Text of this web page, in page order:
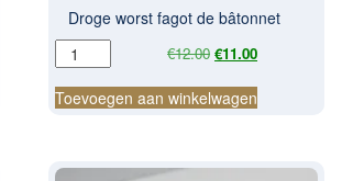
Droge worst fagot de bâtonnet
€12.00 Oorspronkelijke
was:
€12.00.
€11.00Huidige
€11.00.
Droge
worst
fagot de
bâtonnet
Toevoegen aan winkelwagen